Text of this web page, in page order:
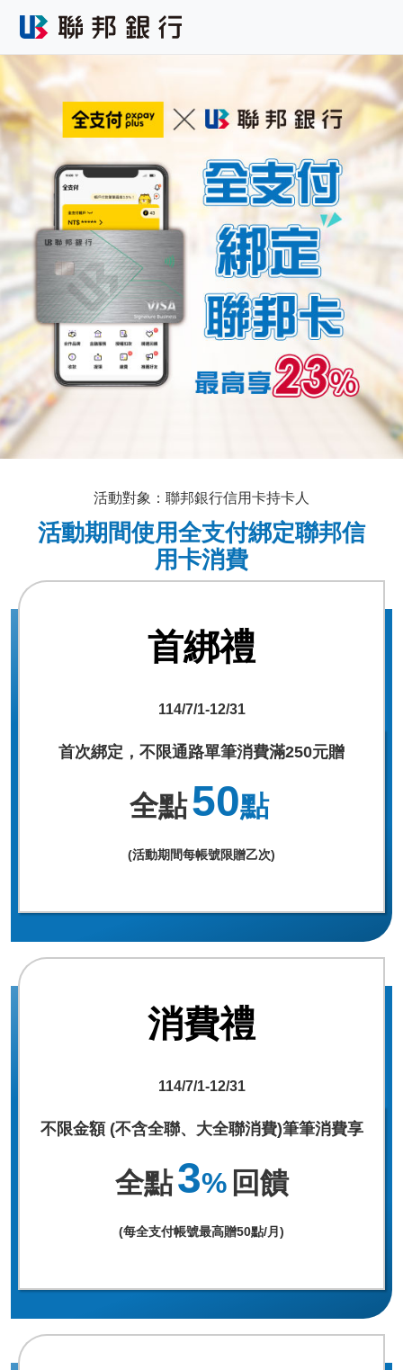
活動對象：聯邦銀行信用卡持卡人
活動期間使用全支付綁定聯邦信
用卡消費
首綁禮
114/7/1-12/31
首次綁定，不限通路單筆消費滿250元贈
全點50點
(活動期間每帳號限贈乙次)
消費禮
114/7/1-12/31
不限金額 (不含全聯、大全聯消費)筆筆消費享
全點3% 回饋
(每全支付帳號最高贈50點/月)